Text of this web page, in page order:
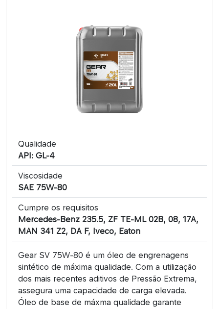
Qualidade
API: GL-4
Viscosidade
SAE 75W-80
Cumpre os requisitos
Mercedes-Benz 235.5, ZF TE-ML 02B, 08, 17A,
MAN 341 Z2, DA F, Iveco, Eaton
Gear SV 75W-80 é um óleo de engrenagens
sintético de máxima qualidade. Com a utilização
dos mais recentes aditivos de Pressão Extrema,
assegura uma capacidade de carga elevada.
Óleo de base de máxma qualidade garante